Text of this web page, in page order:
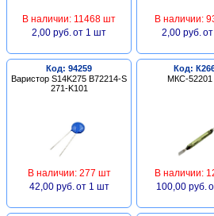
В наличии: 11468 шт
2,00 руб. от 1 шт
В наличии:
2,00 руб.
Код: 94259
Варистор S14K275 B72214-S
271-K101
В наличии: 277 шт
42,00 руб. от 1 шт
Код:
МКС-52201
В наличии:
100,00 руб.